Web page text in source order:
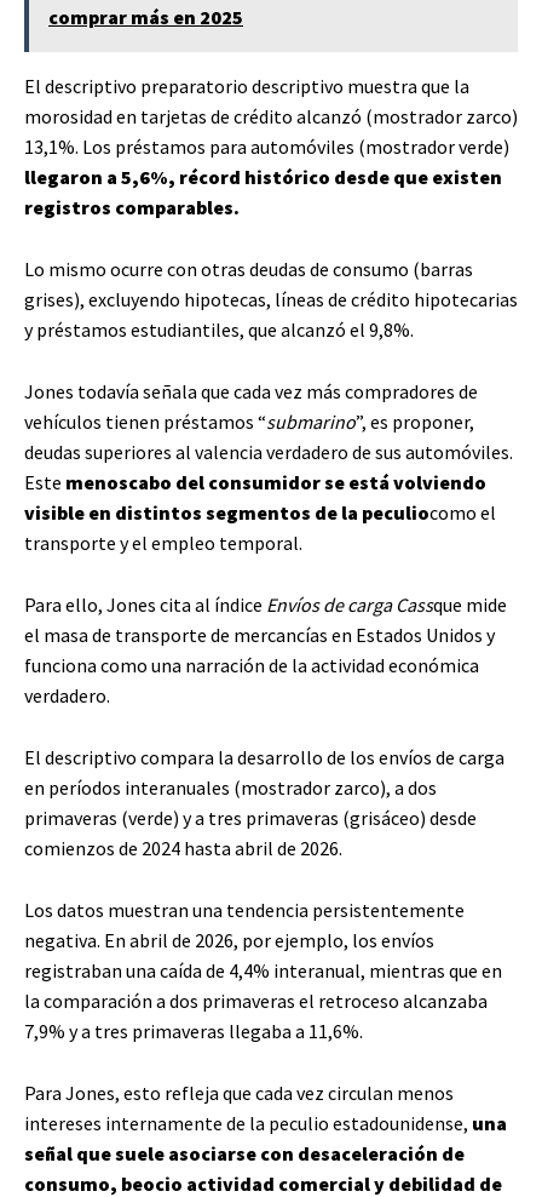
comprar más en 2025
El descriptivo preparatorio descriptivo muestra que la
morosidad en tarjetas de crédito alcanzó (mostrador zarco)
13,1%. Los préstamos para automóviles (mostrador verde)
llegaron a 5,6%, récord histórico desde que existen
registros comparables.
Lo mismo ocurre con otras deudas de consumo (barras
grises), excluyendo hipotecas, líneas de crédito hipotecarias
y préstamos estudiantiles, que alcanzó el 9,8%.
Jones todavía señala que cada vez más compradores de
vehículos tienen préstamos “submarino”, es proponer,
deudas superiores al valencia verdadero de sus automóviles.
Este menoscabo del consumidor se está volviendo
visible en distintos segmentos de la peculiocomo el
transporte y el empleo temporal.
Para ello, Jones cita al índice Envíos de carga Cassque mide
el masa de transporte de mercancías en Estados Unidos y
funciona como una narración de la actividad económica
verdadero.
El descriptivo compara la desarrollo de los envíos de carga
en períodos interanuales (mostrador zarco), a dos
primaveras (verde) y a tres primaveras (grisáceo) desde
comienzos de 2024 hasta abril de 2026.
Los datos muestran una tendencia persistentemente
negativa. En abril de 2026, por ejemplo, los envíos
registraban una caída de 4,4% interanual, mientras que en
la comparación a dos primaveras el retroceso alcanzaba
7,9% y a tres primaveras llegaba a 11,6%.
Para Jones, esto refleja que cada vez circulan menos
intereses internamente de la peculio estadounidense, una
señal que suele asociarse con desaceleración de
consumo, beocio actividad comercial y debilidad de